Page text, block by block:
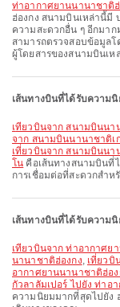
ท่าอากาศยานนานาชาติ
ฮ่องกง สนามบินเหล่านี้มี
ความสะดวกอื่น ๆ อีกมา
สามารถตรวจสอบข้อมูลโ
ผู้โดยสารของสนามบินเห
เส้นทางบินที่ได้รับความนิ
เที่ยวบินจาก สนามบินน
จาก สนามบินนานาชาติเ
เที่ยวบินจาก สนามบินนา
โน คือเส้นทางสนามบินที่
การเชื่อมต่อที่สะดวกสำ
เส้นทางบินที่ได้รับความ
เที่ยวบินจาก ท่าอากาศยานนานาชาติไต้หวันเถา-ยฺเหวียน ไปยัง ท่าอากาศยาน
นานาชาติฮ่องกง, เที่ยวบิ
อากาศยานนานาชาติฮ่อง
กัวลาลัมเปอร์ ไปยัง ท่าอ
ความนิยมมากที่สุดไปยัง